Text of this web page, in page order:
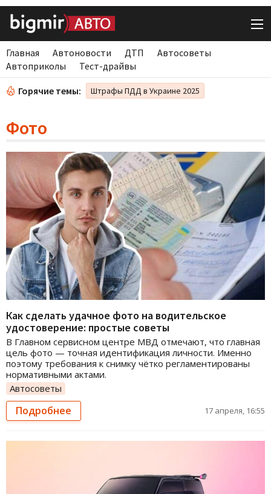
Главная Автоновости ДТП
Автосоветы
Автоприколы
Тест-драйвы
Горячие темы: Штрафы ПДД в Украине 2025
Фото
Как сделать удачное фото на водительское
удостоверение: простые советы
В Главном сервисном центре МВД отмечают, что главная
цель фото — точная идентификация личности. Именно
поэтому требования к снимку чётко регламентированы
нормативными актами.
Автосоветы
Подробнее 17 апреля, 16:55